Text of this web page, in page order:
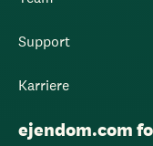
Support
Karriere
ejendom.com